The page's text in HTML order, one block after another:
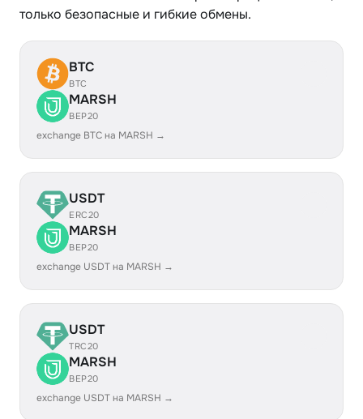
только безопасные и гибкие обмены.
BTC
BTC
MARSH
BEP20
exchange BTC на MARSH →
USDT
ERC20
MARSH
BEP20
exchange USDT на MARSH →
USDT
TRC20
MARSH
BEP20
exchange USDT на MARSH →